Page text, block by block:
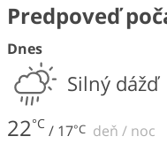
Predpoveď
Dnes
Silný dážď
22°C / 17°C deň / noc